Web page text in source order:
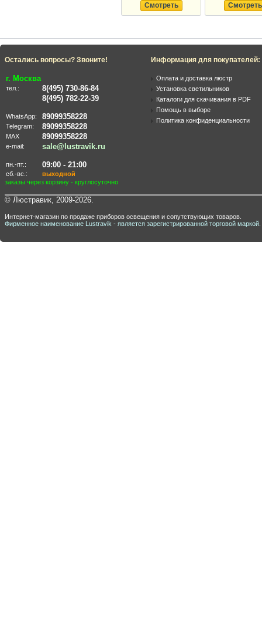
Смотреть Смотреть
Остались вопросы? Звоните!
г. Москва
тел.:
8(495) 730-86-84
8(495) 782-22-39
WhatsApp: 89099358228
Telegram: 89099358228
MAX 89099358228
e-mail: sale@lustravik.ru
пн.-пт.: 09:00 - 21:00
сб.-вс.:
выходной
заказы через корзину - круглосуточно
Информация для покупателей:
Оплата и доставка люстр
Установка светильников
Каталоги для скачивания в PDF
Помощь в выборе
Политика конфиденциальности
© Люстравик, 2009-2026.
Интернет-магазин по продаже приборов освещения и сопутствующих товаров.
Фирменное наименование Lustravik - является зарегистрированной торговой